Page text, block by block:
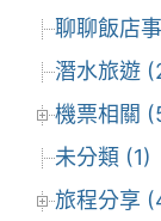
聊聊飯店
潛水旅遊
機票相關
未分類 (1)
旅程分享